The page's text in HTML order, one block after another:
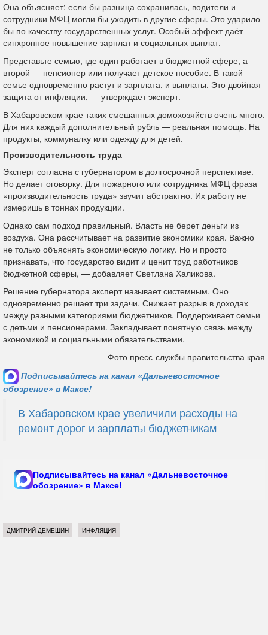
Она объясняет: если бы разница сохранилась, водители и
сотрудники МФЦ могли бы уходить в другие сферы. Это ударило
бы по качеству государственных услуг. Особый эффект даёт
синхронное повышение зарплат и социальных выплат.
Представьте семью, где один работает в бюджетной сфере, а
второй — пенсионер или получает детское пособие. В такой
семье одновременно растут и зарплата, и выплаты. Это двойная
защита от инфляции, — утверждает эксперт.
В Хабаровском крае таких смешанных домохозяйств очень много.
Для них каждый дополнительный рубль — реальная помощь. На
продукты, коммуналку или одежду для детей.
Производительность труда
Эксперт согласна с губернатором в долгосрочной перспективе.
Но делает оговорку. Для пожарного или сотрудника МФЦ фраза
«производительность труда» звучит абстрактно. Их работу не
измеришь в тоннах продукции.
Однако сам подход правильный. Власть не берет деньги из
воздуха. Она рассчитывает на развитие экономики края. Важно
не только объяснять экономическую логику. Но и просто
признавать, что государство видит и ценит труд работников
бюджетной сферы, — добавляет Светлана Халикова.
Решение губернатора эксперт называет системным. Оно
одновременно решает три задачи. Снижает разрыв в доходах
между разными категориями бюджетников. Поддерживает семьи
с детьми и пенсионерами. Закладывает понятную связь между
экономикой и социальными обязательствами.
Фото пресс-службы правительства края
Подписывайтесь на канал «Дальневосточное
обозрение» в Максе!
В Хабаровском крае увеличили расходы на
ремонт дорог и зарплаты бюджетникам
Подписывайтесь на канал «Дальневосточное
обозрение» в Максе!
ДМИТРИЙ ДЕМЕШИН ИНФЛЯЦИЯ